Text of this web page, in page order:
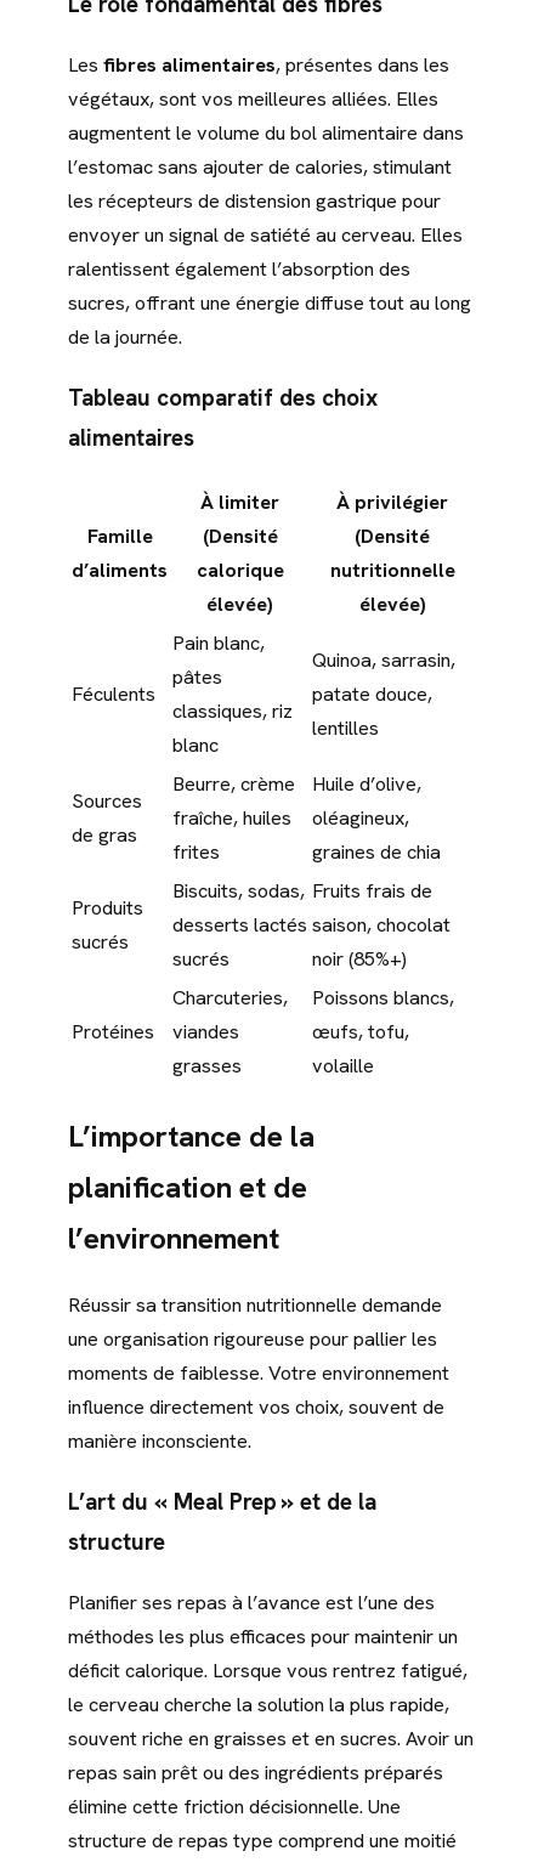
Les fibres alimentaires, présentes dans les
végétaux, sont vos meilleures alliées. Elles
augmentent le volume du bol alimentaire dans
l’estomac sans ajouter de calories, stimulant
les récepteurs de distension gastrique pour
envoyer un signal de satiété au cerveau. Elles
ralentissent également l’absorption des
sucres, offrant une énergie diffuse tout au long
de la journée.
Tableau comparatif des choix
alimentaires
Famille
d’aliments
À limiter
(Densité
calorique
élevée)
À privilégier
(Densité
nutritionnelle
élevée)
Féculents
Pain blanc,
pâtes
classiques, riz
blanc
Quinoa, sarrasin,
patate douce,
lentilles
Sources
de gras
Beurre, crème
fraîche, huiles
frites
Huile d’olive,
oléagineux,
graines de chia
Produits
sucrés
Biscuits, sodas,
desserts lactés
sucrés
Fruits frais de
saison, chocolat
noir (85%+)
Protéines
Charcuteries,
viandes
grasses
Poissons blancs,
œufs, tofu,
volaille
L’importance de la
planification et de
l’environnement
Réussir sa transition nutritionnelle demande
une organisation rigoureuse pour pallier les
moments de faiblesse. Votre environnement
influence directement vos choix, souvent de
manière inconsciente.
L’art du « Meal Prep » et de la
structure
Planifier ses repas à l’avance est l’une des
méthodes les plus efficaces pour maintenir un
déficit calorique. Lorsque vous rentrez fatigué,
le cerveau cherche la solution la plus rapide,
souvent riche en graisses et en sucres. Avoir un
repas sain prêt ou des ingrédients préparés
élimine cette friction décisionnelle. Une
structure de repas type comprend une moitié